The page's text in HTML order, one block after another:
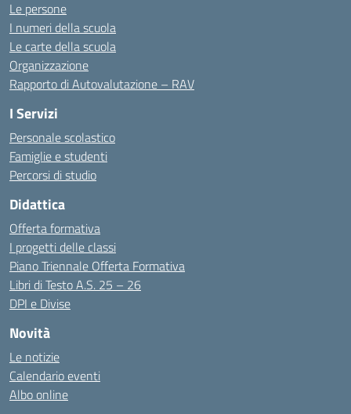
Le persone
I numeri della scuola
Le carte della scuola
Organizzazione
Rapporto di Autovalutazione – RAV
I Servizi
Personale scolastico
Famiglie e studenti
Percorsi di studio
Didattica
Offerta formativa
I progetti delle classi
Piano Triennale Offerta Formativa
Libri di Testo A.S. 25 – 26
DPI e Divise
Novità
Le notizie
Calendario eventi
Albo online